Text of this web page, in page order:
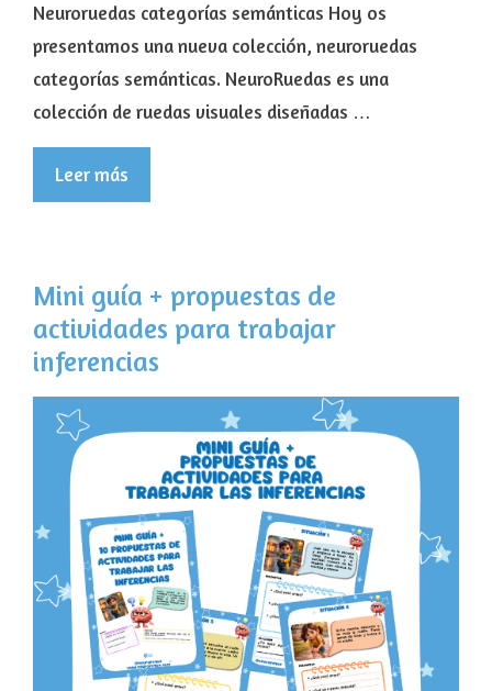
Neuroruedas categorías semánticas Hoy os
presentamos una nueva colección, neuroruedas
categorías semánticas. NeuroRuedas es una
colección de ruedas visuales diseñadas …
Leer más
Mini guía + propuestas de
actividades para trabajar
inferencias